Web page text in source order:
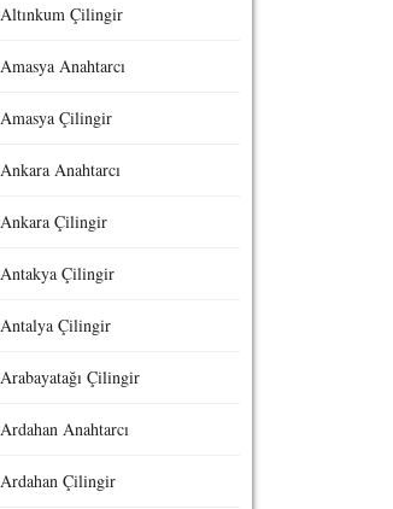
Altınkum Çilingir
Amasya Anahtarcı
Amasya Çilingir
Ankara Anahtarcı
Ankara Çilingir
Antakya Çilingir
Antalya Çilingir
Arabayatağı Çilingir
Ardahan Anahtarcı
Ardahan Çilingir